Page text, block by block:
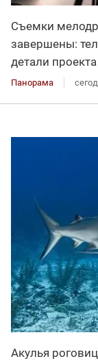
Съемки
завершены:
детали проекта
Панорама
Акулья